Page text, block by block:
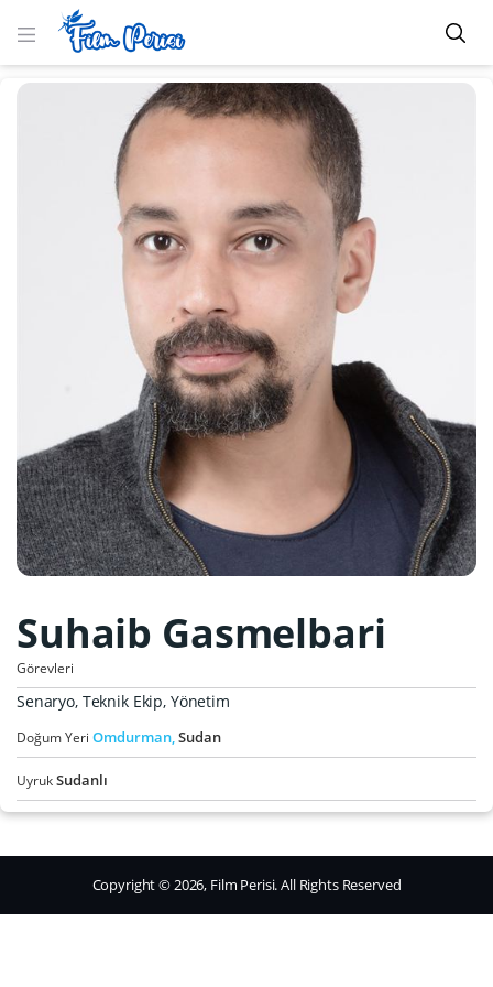
Suhaib Gasmelbari
Görevleri
Senaryo, Teknik Ekip, Yönetim
Doğum Yeri Omdurman,Sudan
UyrukSudanlı
Copyright © 2026, Film Perisi. All Rights Reserved